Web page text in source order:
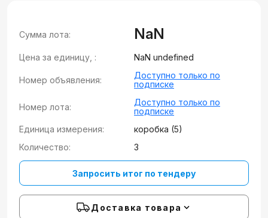
Сумма лота: NaN
Цена за единицу, : NaN undefined
Номер объявления:
Доступно только по
подписке
Номер лота:
Доступно только по
подписке
Единица измерения:
коробка (5)
Количество:
3
Запросить итог по тендеру
Доставка товара